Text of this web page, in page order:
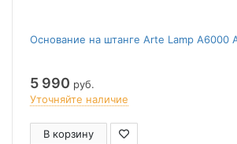
Основание на штанге Arte Lamp A6000
5 990 руб.
Уточняйте наличие
В корзину